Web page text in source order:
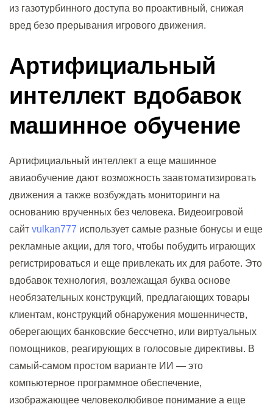
из газотурбинного доступа во проактивный, снижая
вред безо прерывания игрового движения.
Артифициальный
интеллект вдобавок
машинное обучение
Артифициальный интеллект а еще машинное
авиаобучение дают возможность заавтоматизировать
движения а также возбуждать мониторинги на
основанию врученных без человека. Видеоигровой
сайт vulkan777 использует самые разные бонусы и еще
рекламные акции, для того, чтобы побудить играющих
регистрироваться и еще привлекать их для работе. Это
вдобавок технология, возлежащая буква основе
необязательных конструкций, предлагающих товары
клиентам, конструкций обнаружения мошенничеств,
оберегающих банковские бессчетно, или виртуальных
помощников, реагирующих в голосовые директивы. В
самый-самом простом варианте ИИ — это
компьютерное программное обеспечение,
изображающее человеколюбивое понимание а еще